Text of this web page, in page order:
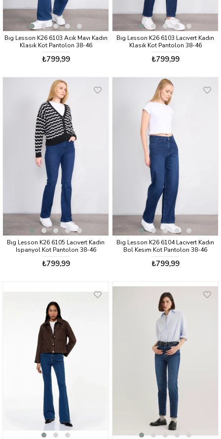
Bıg Lesson K26 6103 Acık Mavı Kadın
Klasık Kot Pantolon 38-46
₺799,99
Bıg Lesson K26 6103 Lacıvert Kadın
Klasık Kot Pantolon 38-46
₺799,99
Bıg Lesson K26 6105 Lacıvert Kadın
Ispanyol Kot Pantolon 38-46
₺799,99
Bıg Lesson K26 6104 Lacıvert Kadın
Bol Kesım Kot Pantolon 38-46
₺799,99